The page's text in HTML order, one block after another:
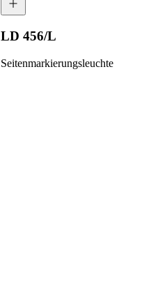
LD 456/L
Seitenmarkierungsleuchte